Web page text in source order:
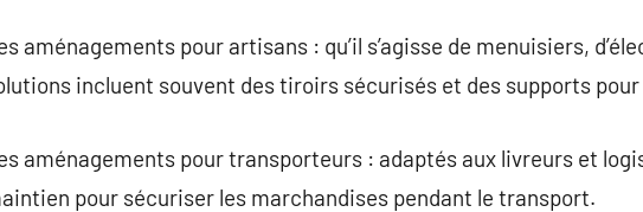
aménagements pour artisans : qu’il s’agisse de menuisiers,
incluent souvent des tiroirs sécurisés et des supports
aménagements pour transporteurs : adaptés aux livreurs et
pour sécuriser les marchandises pendant le transport.